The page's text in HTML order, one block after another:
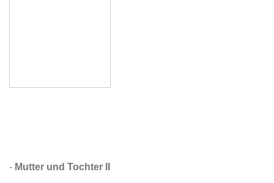
- Mutter und Tochter II